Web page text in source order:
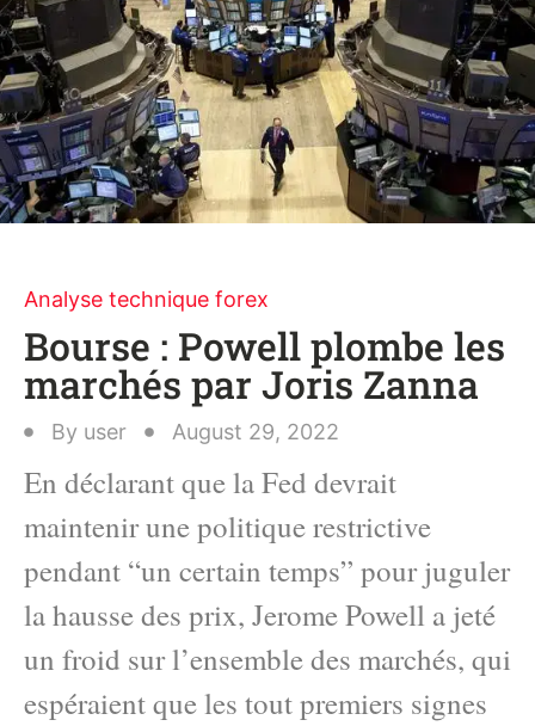
Analyse technique forex
Bourse : Powell plombe les
marchés par Joris Zanna
By user August 29, 2022
En déclarant que la Fed devrait
maintenir une politique restrictive
pendant “un certain temps” pour juguler
la hausse des prix, Jerome Powell a jeté
un froid sur l’ensemble des marchés, qui
espéraient que les tout premiers signes